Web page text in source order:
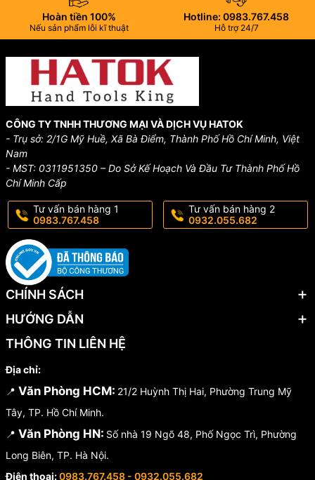
Hoàn tiền 100%
Nếu sản phẩm lỗi kĩ thuật
Hotline: 0983.767.458
Hỗ trợ 24/7
CÔNG TY TNHH THƯƠNG MẠI VÀ DỊCH VỤ HATOK
- Trụ sở: 2/1G Mỹ Huề, Xã Bà Điểm, Thành Phố Hồ Chí Minh, Việt
Nam
- MST: 0311951350 – Do Sở Kế Hoạch Và Đầu Tư Thành Phố Hồ
Chí Minh Cấp
Tư vấn bán hàng 1
0983.767.458
Tư vấn bán hàng 2
0932.055.682
CHÍNH SÁCH
HƯỚNG DẪN
THÔNG TIN LIÊN HỆ
Địa chỉ:
📍 Văn Phòng HCM: 21/2 Huỳnh Thị Hai, Phường Trung Mỹ
Tây, TP. Hồ Chí Minh.
📍 Văn Phòng HN: Số nhà 19 Ngõ 48, Phố Ngọc Trì, Phường
Long Biên, TP. Hà Nội.
Điện thoại:0983.767.458 - 0932.055.682